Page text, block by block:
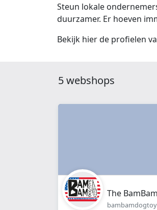
Steun lokale
duurzamer. Er hoeven
Bekijk hier de profielen
5 webshops
The